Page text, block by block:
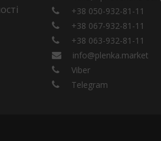
+38 050-932-81-11
+38 067-932-81-11
+38 063-932-81-11
info@plenka.market
Viber
Telegram